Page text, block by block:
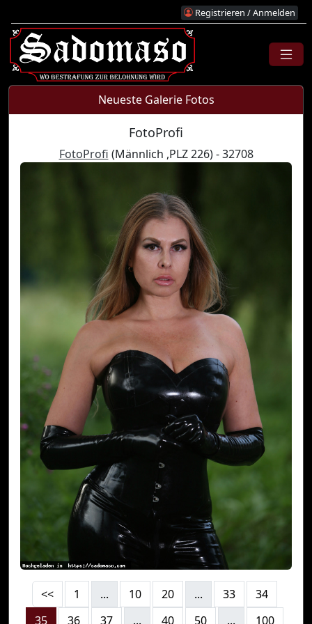
Registrieren / Anmelden
Neueste Galerie Fotos
FotoProfi
FotoProfi (Männlich ,PLZ 226) - 32708
<< 1 ... 10 20 ... 33
34
35
36 37 ... 40 50 ... 100